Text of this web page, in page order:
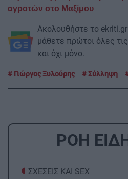
αγροτών στο Μαξίμου
Ακολουθήστε το
μάθετε πρώτοι όλες
και όχι μόνο.
Γιώργος Ξυλούρης Σύλληψη
ΡΟΗ
ΣΧΕΣΕΙΣ ΚΑΙ SEX